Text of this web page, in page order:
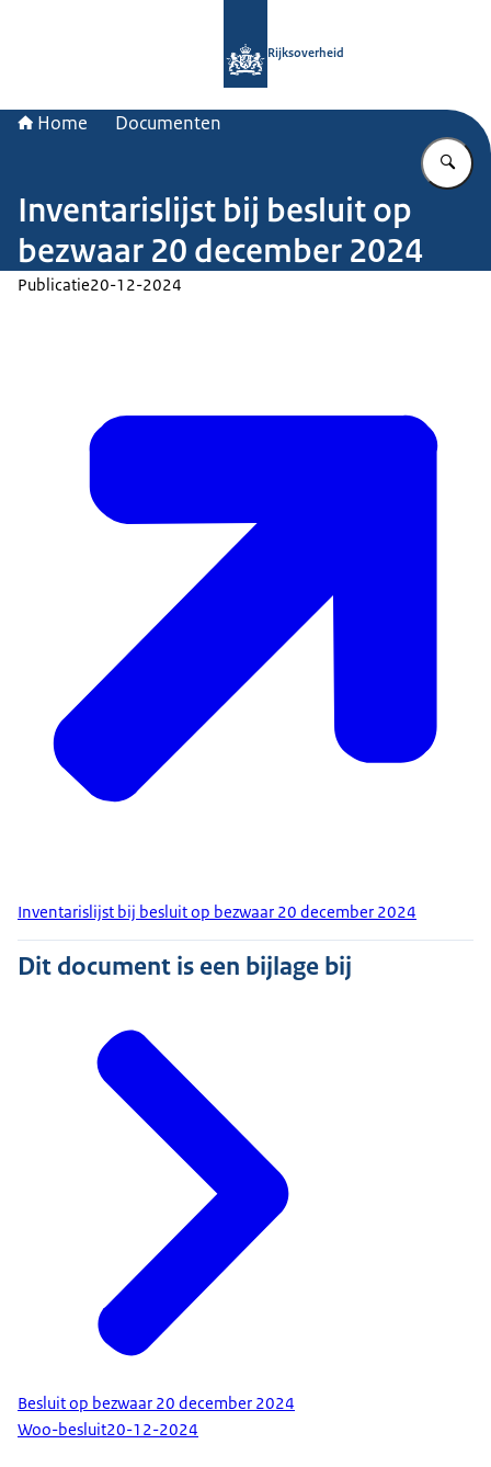
Rijksoverheid
Home Documenten
Inventarislijst bij besluit op
bezwaar 20 december 2024
Publicatie20-12-2024
Inventarislijst bij besluit op bezwaar 20 december 2024
Dit document is een bijlage bij
Besluit op bezwaar 20 december 2024
Woo-besluit20-12-2024